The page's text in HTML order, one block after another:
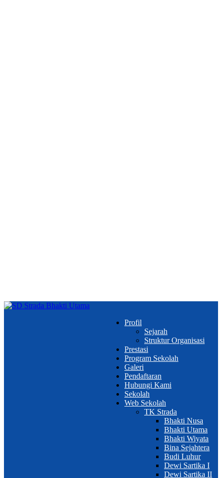
Profil
Sejarah
Struktur Organisasi
Prestasi
Program Sekolah
Galeri
Pendaftaran
Hubungi Kami
Sekolah
Web Sekolah
TK Strada
Bhakti Nusa
Bhakti Utama
Bhakti Wiyata
Bina Sejahtera
Budi Luhur
Dewi Sartika I
Dewi Sartika II